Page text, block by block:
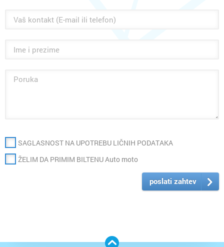
SAGLASNOST NA UPOTREBU LIČNIH PODATAKA
ŽELIM DA PRIMIM BILTENU Auto moto
poslati zahtev